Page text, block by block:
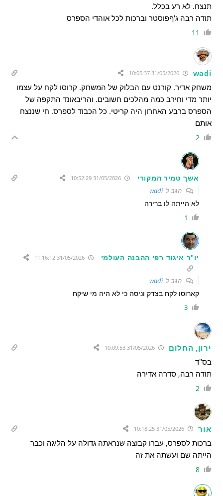
תנצח. לא רע בכלל.
תודה רבה ג'ףפוסטר וברכות לכל אוהדי הספרס
11
wadi
31/05/2026 10:05:37
משחק אדיר. קורנט עם הבלוק של המשחק. קרוסו לקח על עצמו
יותר מדי וחירב כמה מהלכים חשובים. והריבאונד התקפה של
הספרס ברבע האחרון היה קריטי. כל הכבוד לספרס. חי שננצח
אותם
2
אשך טמיר המקורי
הגב לwadi
לא הייתה לו ברירה
1
יו"ר איגוד רפי ההבנה העולמי 31/05/2026 11:16:12
הגב לwadi
קארוסו לקח בצדק וניסה כי לא היה מי שיקח
3
ירון, החלום 31/05/2026 10:09:53
בס"ד
תודה רבה, סדרה אדירה
2
אור
ברכות לספרס, עברו קבוצה שנראתה גדולה על הליגה וכבר
הייתה שם ועשתה את זה
8